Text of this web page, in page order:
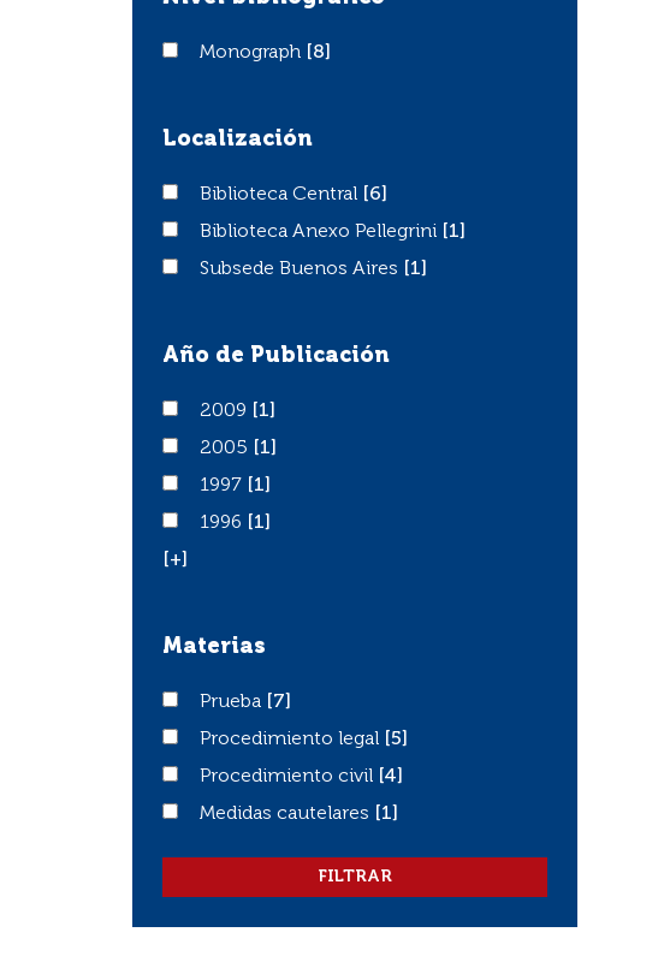
Monograph
Monograph [8]
Localización
Biblioteca Central
Biblioteca Central
[6]
Biblioteca Anexo Pellegrini
Biblioteca Anexo Pellegrini
[1]
Subsede Buenos Aires
Subsede Buenos Aires [1]
Año de Publicación
20092009
[1]
20052005
[1]
19971997
[1]
19961996
[1]
[+]
Materias
PruebaPrueba
[7]
Procedimiento legal
Procedimiento legal
[5]
Procedimiento civil
Procedimiento civil
[4]
Medidas cautelares
Medidas cautelares [1]